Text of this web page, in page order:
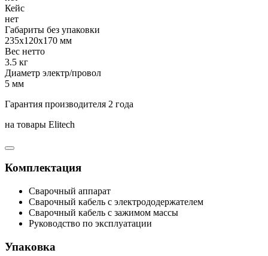
Кейс
нет
Габариты без упаковки
235х120х170 мм
Вес нетто
3.5 кг
Диаметр электр/провол
5 мм
Гарантия производителя 2 года
на товары Elitech
Комплектация
Сварочный аппарат
Сварочный кабель с электрододержателем
Сварочный кабель с зажимом массы
Руководство по эксплуатации
Упаковка